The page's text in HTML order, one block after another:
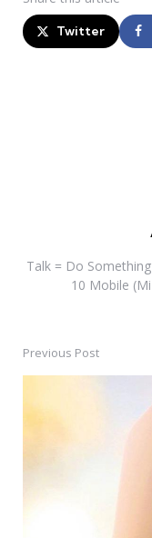
Twitter
Talk = Do
10 Mobile
PostPrevious Post